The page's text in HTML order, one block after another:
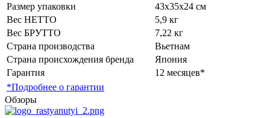
Размер упаковки
43х35х24 см
Вес НЕТТО
5,9 кг
Вес БРУТТО
7,22 кг
Страна производства
Вьетнам
Страна происхождения бренда
Япония
Гарантия
12 месяцев*
*Подробнее о гарантии
Обзоры